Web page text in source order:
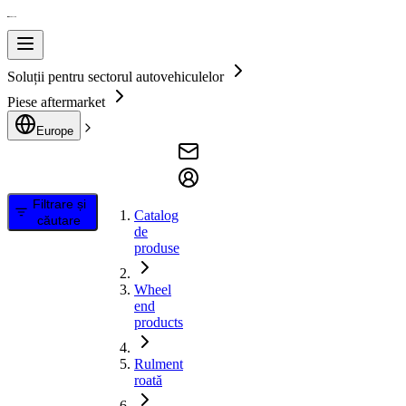
Soluții pentru sectorul autovehiculelor
Piese aftermarket
Europe
Filtrare și
căutare
Catalog
de
produse
Wheel
end
products
Rulment
roată